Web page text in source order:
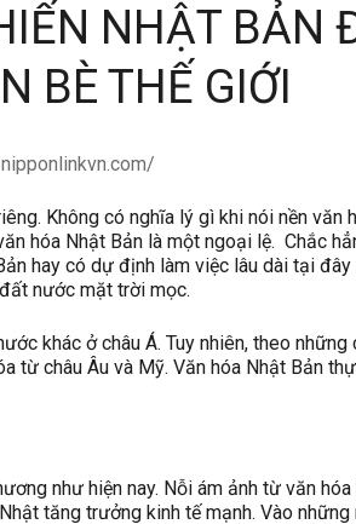
NHẬT BẢN
BÈ THẾ GIỚI
Không có nghĩa lý gì khi nói nền văn
hóa Nhật Bản là một ngoại lệ. Chắc
hay có dự định làm việc lâu dài tại
nước mặt trời mọc.
khác ở châu Á. Tuy nhiên, theo những
từ châu Âu và Mỹ. Văn hóa Nhật Bản
như hiện nay. Nỗi ám ảnh từ văn
tăng trưởng kinh tế mạnh. Vào những